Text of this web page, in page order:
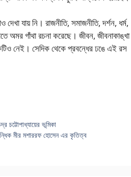
যায় নি। রাজনীতি, সমাজনীতি, দর্শন, ধর্ম,
অমর গাঁথা রচনা করেছে। জীবন, জীবনাকাঙ্খা
নেই। সেদিক থেকে প্রবন্ধের ঢঙে এই রস
চট্টোপাধ্যায়ের ভূমিকা
মীর মশাররফ হোসেন এর কৃতিত্ব